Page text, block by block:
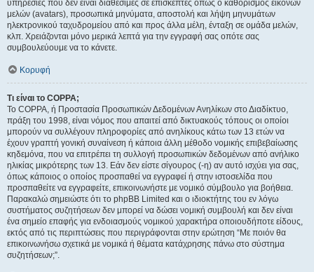
υπηρεσίες που δεν είναι διαθέσιμες σε επισκέπτες όπως ο καθορισμός εικόνων
μελών (avatars), προσωπικά μηνύματα, αποστολή και λήψη μηνυμάτων
ηλεκτρονικού ταχυδρομείου από και προς άλλα μέλη, ένταξη σε ομάδα μελών,
κλπ. Χρειάζονται μόνο μερικά λεπτά για την εγγραφή σας οπότε σας
συμβουλεύουμε να το κάνετε.
Κορυφή
Τι είναι το COPPA;
Το COPPA, ή Προστασία Προσωπικών Δεδομένων Ανηλίκων στο Διαδίκτυο,
πράξη του 1998, είναι νόμος που απαιτεί από δικτυακούς τόπους οι οποίοι
μπορούν να συλλέγουν πληροφορίες από ανηλίκους κάτω των 13 ετών να
έχουν γραπτή γονική συναίνεση ή κάποια άλλη μέθοδο νομικής επιβεβαίωσης
κηδεμόνα, που να επιτρέπει τη συλλογή προσωπικών δεδομένων από ανήλικο
ηλικίας μικρότερης των 13. Εάν δεν είστε σίγουρος (-η) αν αυτό ισχύει για σας,
όπως κάποιος ο οποίος προσπαθεί να εγγραφεί ή στην ιστοσελίδα που
προσπαθείτε να εγγραφείτε, επικοινωνήστε με νομικό σύμβουλο για βοήθεια.
Παρακαλώ σημειώστε ότι το phpBB Limited και ο ιδιοκτήτης του εν λόγω
συστήματος συζητήσεων δεν μπορεί να δώσει νομική συμβουλή και δεν είναι
ένα σημείο επαφής για ενδοιασμούς νομικού χαρακτήρα οποιουδήποτε είδους,
εκτός από τις περιπτώσεις που περιγράφονται στην ερώτηση “Με ποιόν θα
επικοινωνήσω σχετικά με νομικά ή θέματα κατάχρησης πάνω στο σύστημα
συζητήσεων;”.